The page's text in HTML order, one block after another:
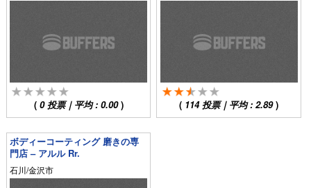
( 0投票｜平均 : 0.00) ( 114投票｜平均 :2.89)
ボディーコーティング 磨きの専
門店 – アルル Rr.
石川/金沢市